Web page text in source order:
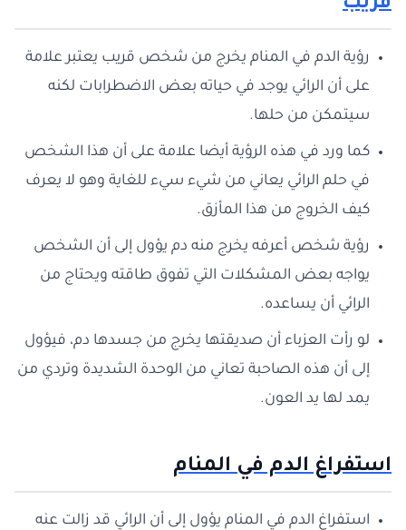
رؤية الدم في المنام يخرج من شخص قريب يعتبر علامة
على أن الرائي يوجد في حياته بعض الاضطرابات لكنه
سيتمكن من حلها.
كما ورد في هذه الرؤية أيضا علامة على أن هذا الشخص
في حلم الرائي يعاني من شيء سيء للغاية وهو لا يعرف
كيف الخروج من هذا المأزق.
رؤية شخص أعرفه يخرج منه دم يؤول إلى أن الشخص
يواجه بعض المشكلات التي تفوق طاقته ويحتاج من
الرائي أن يساعده.
لو رأت العزباء أن صديقتها يخرج من جسدها دم، فيؤول
إلى أن هذه الصاحبة تعاني من الوحدة الشديدة وتردي من
يمد لها يد العون.
استفراغ الدم في المنام
استفراغ الدم في المنام يؤول إلى أن الرائي قد زالت عنه